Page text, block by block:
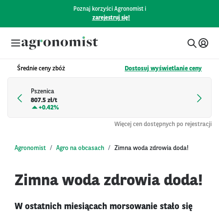
Poznaj korzyści Agronomist i
zarejestruj się!
Średnie ceny zbóż Dostosuj wyświetlanie ceny
Pszenica
807.5 zł/t
+0.42%
Więcej cen dostępnych po rejestracji
Agronomist Agro na obcasach Zimna woda zdrowia doda!
Zimna woda zdrowia doda!
W ostatnich miesiącach morsowanie stało się